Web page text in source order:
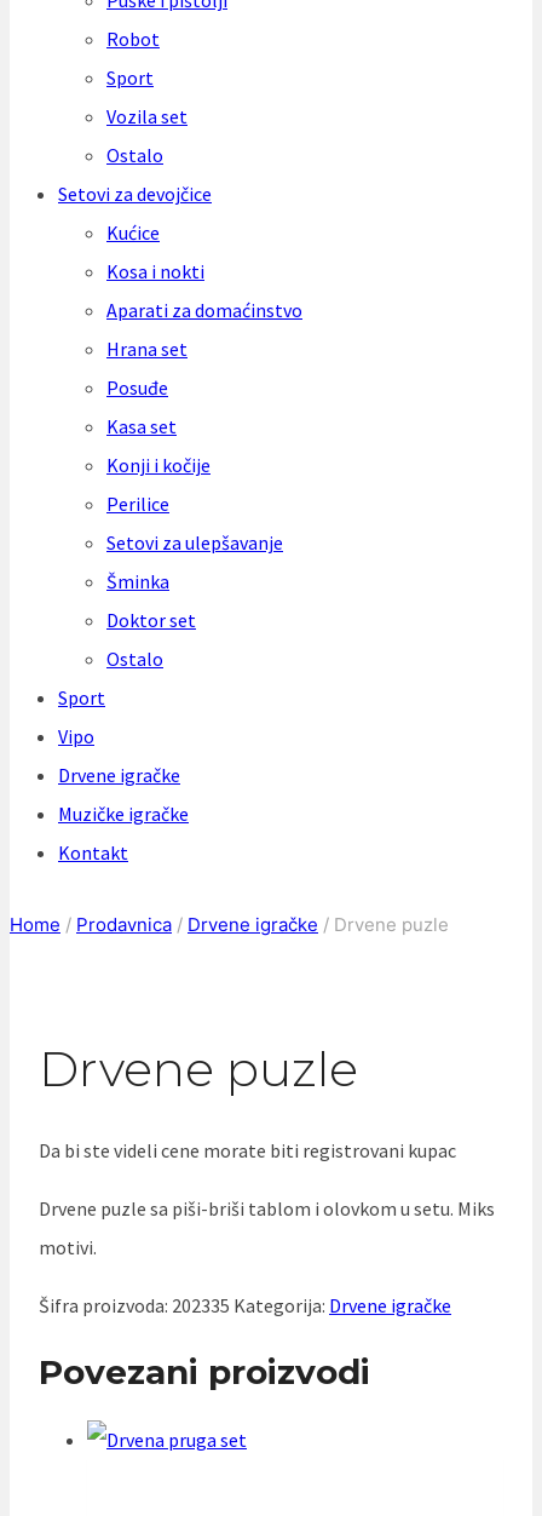
Robot
Sport
Vozila set
Ostalo
Setovi za devojčice
Kućice
Kosa i nokti
Aparati za domaćinstvo
Hrana set
Posuđe
Kasa set
Konji i kočije
Perilice
Setovi za ulepšavanje
Šminka
Doktor set
Ostalo
Sport
Vipo
Drvene igračke
Muzičke igračke
Kontakt
Home / Prodavnica / Drvene igračke / Drvene puzle
Drvene puzle
Da bi ste videli cene morate biti registrovani kupac
Drvene puzle sa piši-briši tablom i olovkom u setu. Miks
motivi.
Šifra proizvoda: 202335 Kategorija: Drvene igračke
Povezani proizvodi